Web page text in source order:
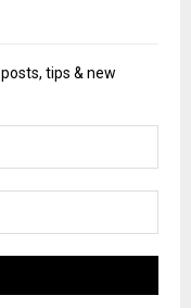
tips & new